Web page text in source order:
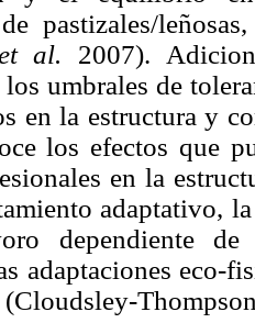
pastizales/
al. 2007).
umbrales de
en la estructura y
los efectos que
en la
adaptativo,
dependiente
adaptaciones eco-